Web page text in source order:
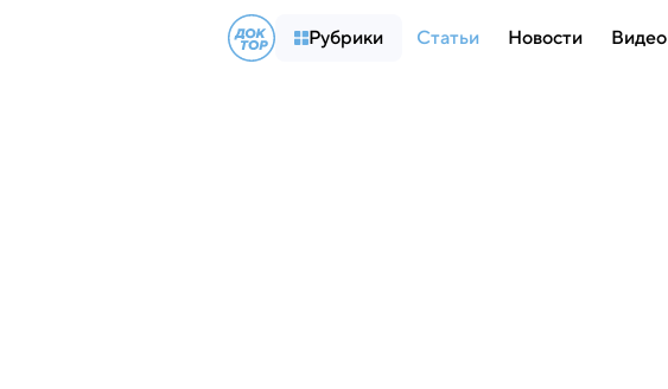
Рубрики Статьи Новости Видео